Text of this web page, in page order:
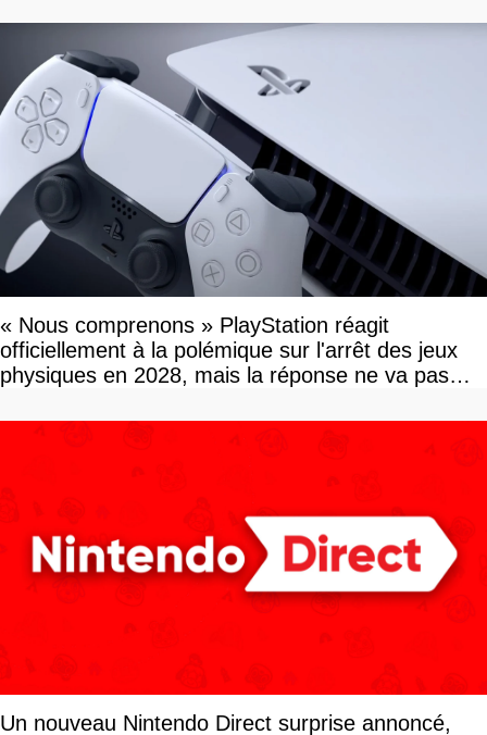
« Nous comprenons » PlayStation réagit
officiellement à la polémique sur l'arrêt des jeux
physiques en 2028, mais la réponse ne va pas
Un nouveau Nintendo Direct surprise annoncé,